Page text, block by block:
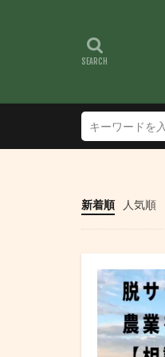
新着順 人気順